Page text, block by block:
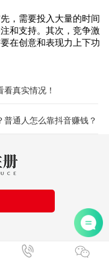
，需要投入大量的时间
和支持。其次，竞争激
在创意和表现力上下功
真实情况！
通人怎么靠抖音赚钱？